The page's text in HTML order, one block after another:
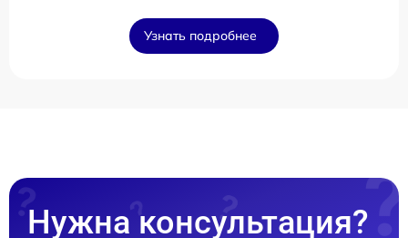
Узнать подробнее
Нужна консультация?